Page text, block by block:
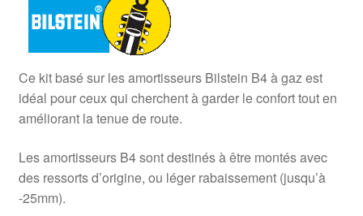
Ce kit basé sur les amortisseurs Bilstein B4 à gaz est
idéal pour ceux qui cherchent à garder le confort tout en
améliorant la tenue de route.
Les amortisseurs B4 sont destinés à être montés avec
des ressorts d’origine, ou léger rabaissement (jusqu’à
-25mm).